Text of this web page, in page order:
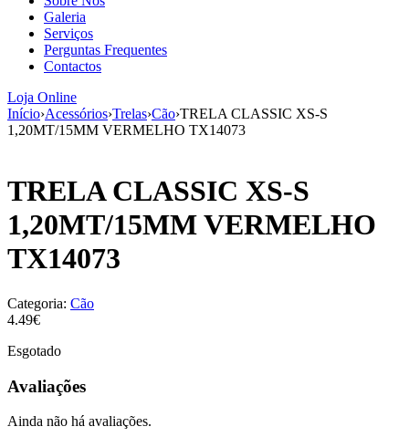
Galeria
Serviços
Perguntas Frequentes
Contactos
Loja Online
Início›Acessórios›Trelas›Cão›TRELA CLASSIC XS-S
1,20MT/15MM VERMELHO TX14073
TRELA CLASSIC XS-S
1,20MT/15MM VERMELHO
TX14073
Categoria: Cão
4.49€
Esgotado
Avaliações
Ainda não há avaliações.
aumenta a
probabilidade
de ver
conteúdo e
ofertas